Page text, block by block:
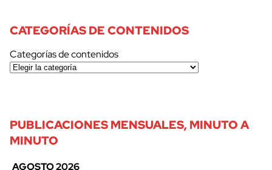
CATEGORÍAS DE CONTENIDOS
Categorías de contenidos
PUBLICACIONES MENSUALES, MINUTO A
MINUTO
AGOSTO 2026